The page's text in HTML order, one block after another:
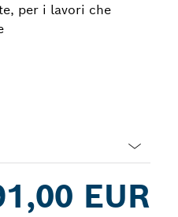
per i lavori che
EUR